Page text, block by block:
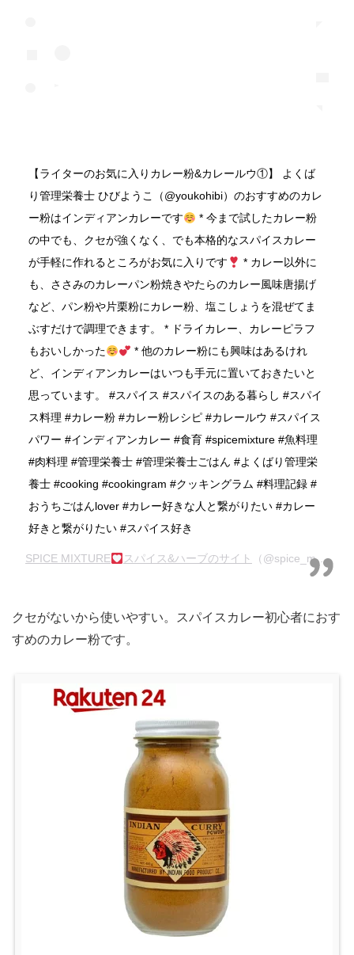
【ライターのお気に入りカレー粉&カレールウ①】 よくば
り管理栄養士 ひびようこ（@youkohibi）のおすすめのカレ
ー粉はインディアンカレーです
* 今まで試したカレー粉
の中でも、クセが強くなく、でも本格的なスパイスカレー
が手軽に作れるところがお気に入りです
* カレー以外に
も、ささみのカレーパン粉焼きやたらのカレー風味唐揚げ
など、パン粉や片栗粉にカレー粉、塩こしょうを混ぜてま
ぶすだけで調理できます。 * ドライカレー、カレーピラフ
もおいしかった
* 他のカレー粉にも興味はあるけれ
ど、インディアンカレーはいつも手元に置いておきたいと
思っています。 #スパイス #スパイスのある暮らし #スパイ
ス料理 #カレー粉 #カレー粉レシピ #カレールウ #スパイス
パワー #インディアンカレー #食育 #spicemixture #魚料理
#肉料理 #管理栄養士 #管理栄養士ごはん #よくばり管理栄
養士 #cooking #cookingram #クッキングラム #料理記録 #
おうちごはんlover #カレー好きな人と繋がりたい #カレー
好きと繋がりたい #スパイス好き
SPICE MIXTURE スパイス&ハーブのサイト （@spice_mixture）がシェアした投稿 –
クセがないから使いやすい。スパイスカレー初心者におす
すめのカレー粉です。